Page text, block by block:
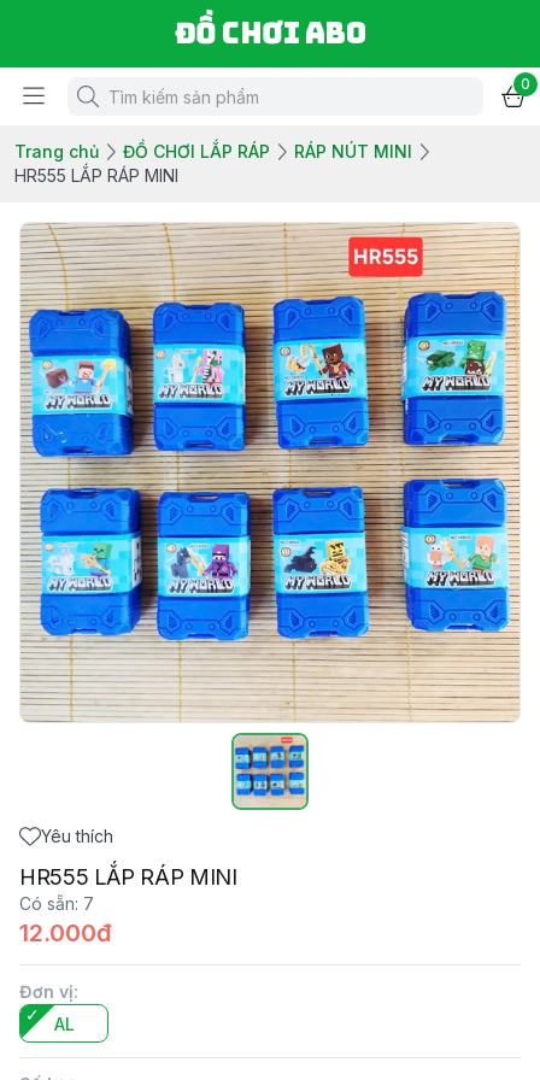
Đồ chơi ABO
0
Trang chủ ĐỒ CHƠI LẮP RÁP
RÁP NÚT MINI
HR555 LẮP RÁP MINI
Yêu thích
HR555 LẮP RÁP MINI
Có sẵn: 7
12.000đ
Đơn vị:
AL